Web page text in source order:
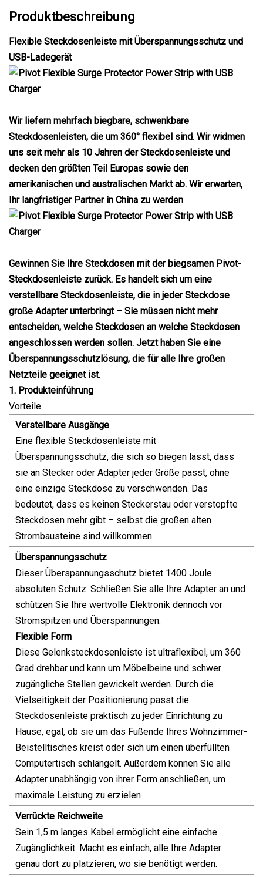
Produktbeschreibung
Flexible Steckdosenleiste mit Überspannungsschutz und
USB-Ladegerät
Wir liefern mehrfach biegbare, schwenkbare
Steckdosenleisten, die um 360° flexibel sind. Wir widmen
uns seit mehr als 10 Jahren der Steckdosenleiste und
decken den größten Teil Europas sowie den
amerikanischen und australischen Markt ab. Wir erwarten,
Ihr langfristiger Partner in China zu werden
Gewinnen Sie Ihre Steckdosen mit der biegsamen Pivot-
Steckdosenleiste zurück. Es handelt sich um eine
verstellbare Steckdosenleiste, die in jeder Steckdose
große Adapter unterbringt – Sie müssen nicht mehr
entscheiden, welche Steckdosen an welche Steckdosen
angeschlossen werden sollen. Jetzt haben Sie eine
Überspannungsschutzlösung, die für alle Ihre großen
Netzteile geeignet ist.
1. Produkteinführung
Vorteile
Verstellbare Ausgänge
Eine flexible Steckdosenleiste mit
Überspannungsschutz, die sich so biegen lässt, dass
sie an Stecker oder Adapter jeder Größe passt, ohne
eine einzige Steckdose zu verschwenden. Das
bedeutet, dass es keinen Steckerstau oder verstopfte
Steckdosen mehr gibt – selbst die großen alten
Strombausteine ​​sind willkommen.
Überspannungsschutz
Dieser Überspannungsschutz bietet 1400 Joule
absoluten Schutz. Schließen Sie alle Ihre Adapter an und
schützen Sie Ihre wertvolle Elektronik dennoch vor
Stromspitzen und Überspannungen.
Flexible Form
Diese Gelenksteckdosenleiste ist ultraflexibel, um 360
Grad drehbar und kann um Möbelbeine und schwer
zugängliche Stellen gewickelt werden. Durch die
Vielseitigkeit der Positionierung passt die
Steckdosenleiste praktisch zu jeder Einrichtung zu
Hause, egal, ob sie um das Fußende Ihres Wohnzimmer-
Beistelltisches kreist oder sich um einen überfüllten
Computertisch schlängelt. Außerdem können Sie alle
Adapter unabhängig von ihrer Form anschließen, um
maximale Leistung zu erzielen
Verrückte Reichweite
Sein 1,5 m langes Kabel ermöglicht eine einfache
Zugänglichkeit. Macht es einfach, alle Ihre Adapter
genau dort zu platzieren, wo sie benötigt werden.